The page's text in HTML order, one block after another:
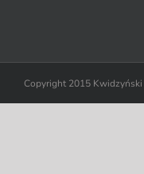
Copyright 2015